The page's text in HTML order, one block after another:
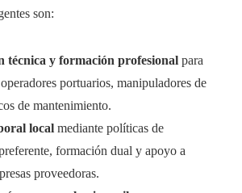
son:
técnica y formación profesional para
portuarios, manipuladores de
de mantenimiento.
local mediante políticas de
formación dual y apoyo a
proveedoras.